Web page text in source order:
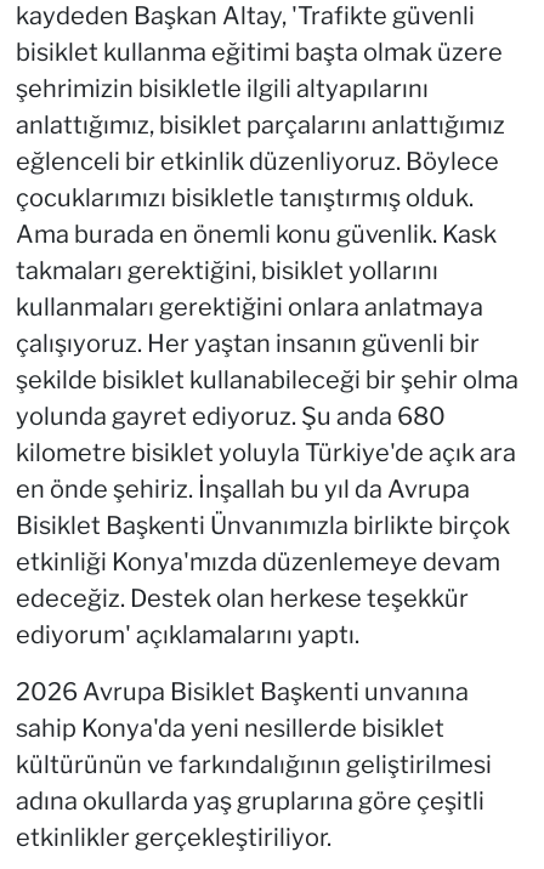
kaydeden Başkan Altay, 'Trafikte güvenli
bisiklet kullanma eğitimi başta olmak üzere
şehrimizin bisikletle ilgili altyapılarını
anlattığımız, bisiklet parçalarını anlattığımız
eğlenceli bir etkinlik düzenliyoruz. Böylece
çocuklarımızı bisikletle tanıştırmış olduk.
Ama burada en önemli konu güvenlik. Kask
takmaları gerektiğini, bisiklet yollarını
kullanmaları gerektiğini onlara anlatmaya
çalışıyoruz. Her yaştan insanın güvenli bir
şekilde bisiklet kullanabileceği bir şehir olma
yolunda gayret ediyoruz. Şu anda 680
kilometre bisiklet yoluyla Türkiye'de açık ara
en önde şehiriz. İnşallah bu yıl da Avrupa
Bisiklet Başkenti Ünvanımızla birlikte birçok
etkinliği Konya'mızda düzenlemeye devam
edeceğiz. Destek olan herkese teşekkür
ediyorum' açıklamalarını yaptı.
2026 Avrupa Bisiklet Başkenti unvanına
sahip Konya'da yeni nesillerde bisiklet
kültürünün ve farkındalığının geliştirilmesi
adına okullarda yaş gruplarına göre çeşitli
etkinlikler gerçekleştiriliyor.